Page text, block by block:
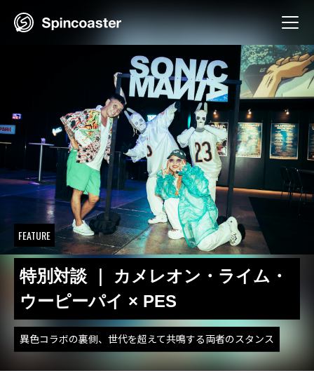
FEATURE
特別対談 ｜ カメレオン・ライム・
ウーピーパイ × PES
異色コラボの裏側、世代を超えて共鳴する両者のスタンス